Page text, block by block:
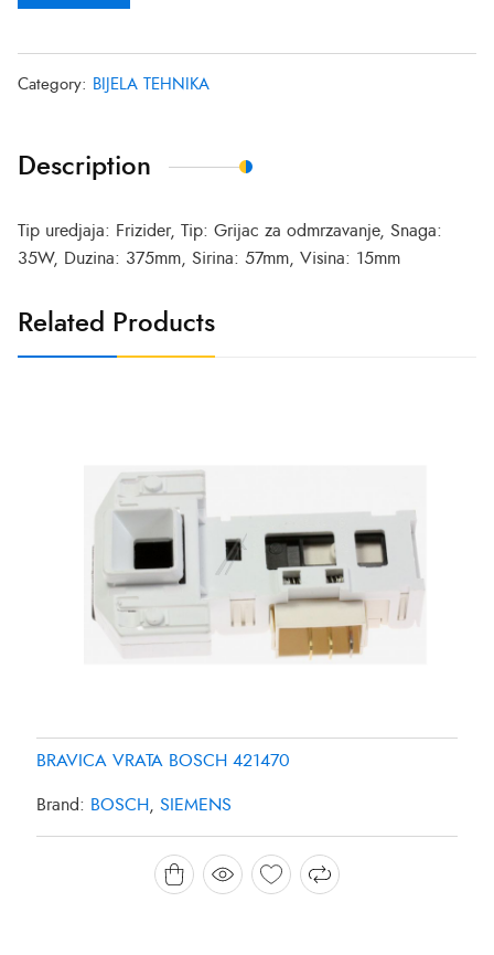
Category: BIJELA TEHNIKA
Description
Tip uredjaja: Frizider, Tip: Grijac za odmrzavanje, Snaga:
35W, Duzina: 375mm, Sirina: 57mm, Visina: 15mm
Related Products
BRAVICA VRATA BOSCH 421470
Brand: BOSCH SIEMENS